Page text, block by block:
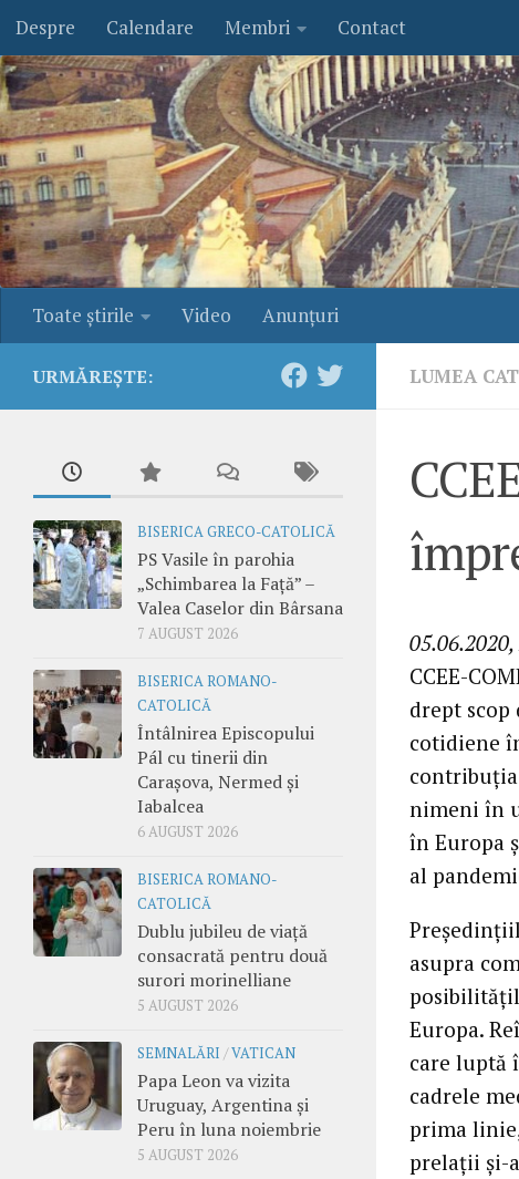
Skip to content
Despre Calendare Membri Contact
Toate ştirile Video Anunţuri
LUMEA
CCEE-
drept
cotidiene
contribuția
nimeni în
în Europa
al
asupra
Europa.
care luptă
cadrele
prima
prelații și-
URMĂREȘTE:
BISERICA GRECO-CATOLICĂ
PS Vasile în parohia
„Schimbarea la Față” –
Valea Caselor din Bârsana
7 AUGUST 2026
BISERICA ROMANO-
CATOLICĂ
Întâlnirea Episcopului
Pál cu tinerii din
Carașova, Nermed și
Iabalcea
6 AUGUST 2026
BISERICA ROMANO-
CATOLICĂ
Dublu jubileu de viață
consacrată pentru două
surori morinelliane
5 AUGUST 2026
SEMNALĂRI /VATICAN
Papa Leon va vizita
Uruguay, Argentina și
Peru în luna noiembrie
5 AUGUST 2026